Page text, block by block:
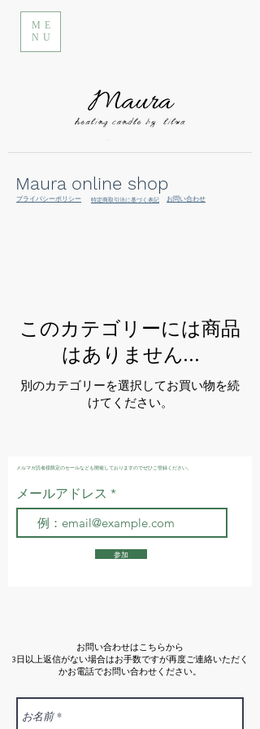
ME
NU
Maura online shop
プライバシーポリシー 特定商取引法に基づく表記 お問い合わせ
このカテゴリーには商品
はありません…
別のカテゴリーを選択してお買い物を続
けてください。
メルマガ読者様限定のセールなども開催しておりますのでぜひご登録ください。
メールアドレス
参加
お問い合わせはこちらから
3日以上返信がない場合はお手数ですが再度ご連絡いただく
かお電話でお問い合わせください。